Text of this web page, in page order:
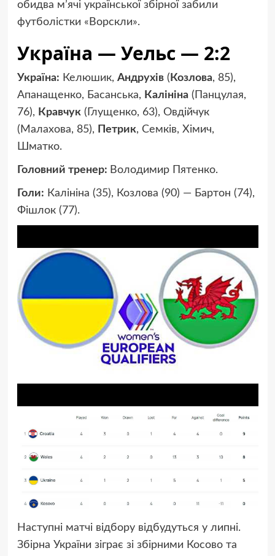
обидва м’ячі української збірної забили
футболістки «Ворскли».
Україна — Уельс — 2:2
Україна: Келюшик, Андрухів( Козлова, 85),
Апанащенко, Басанська, Калініна(Панцулая,
76), Кравчук(Глущенко, 63), Овдійчук
(Малахова, 85), Петрик, Семків, Хімич,
Шматко.
Головний тренер: Володимир Пятенко.
Голи: Калініна (35), Козлова (90) — Бартон (74),
Фішлок (77).
Наступні матчі відбору відбудуться у липні.
Збірна України зіграє зі збірними Косово та